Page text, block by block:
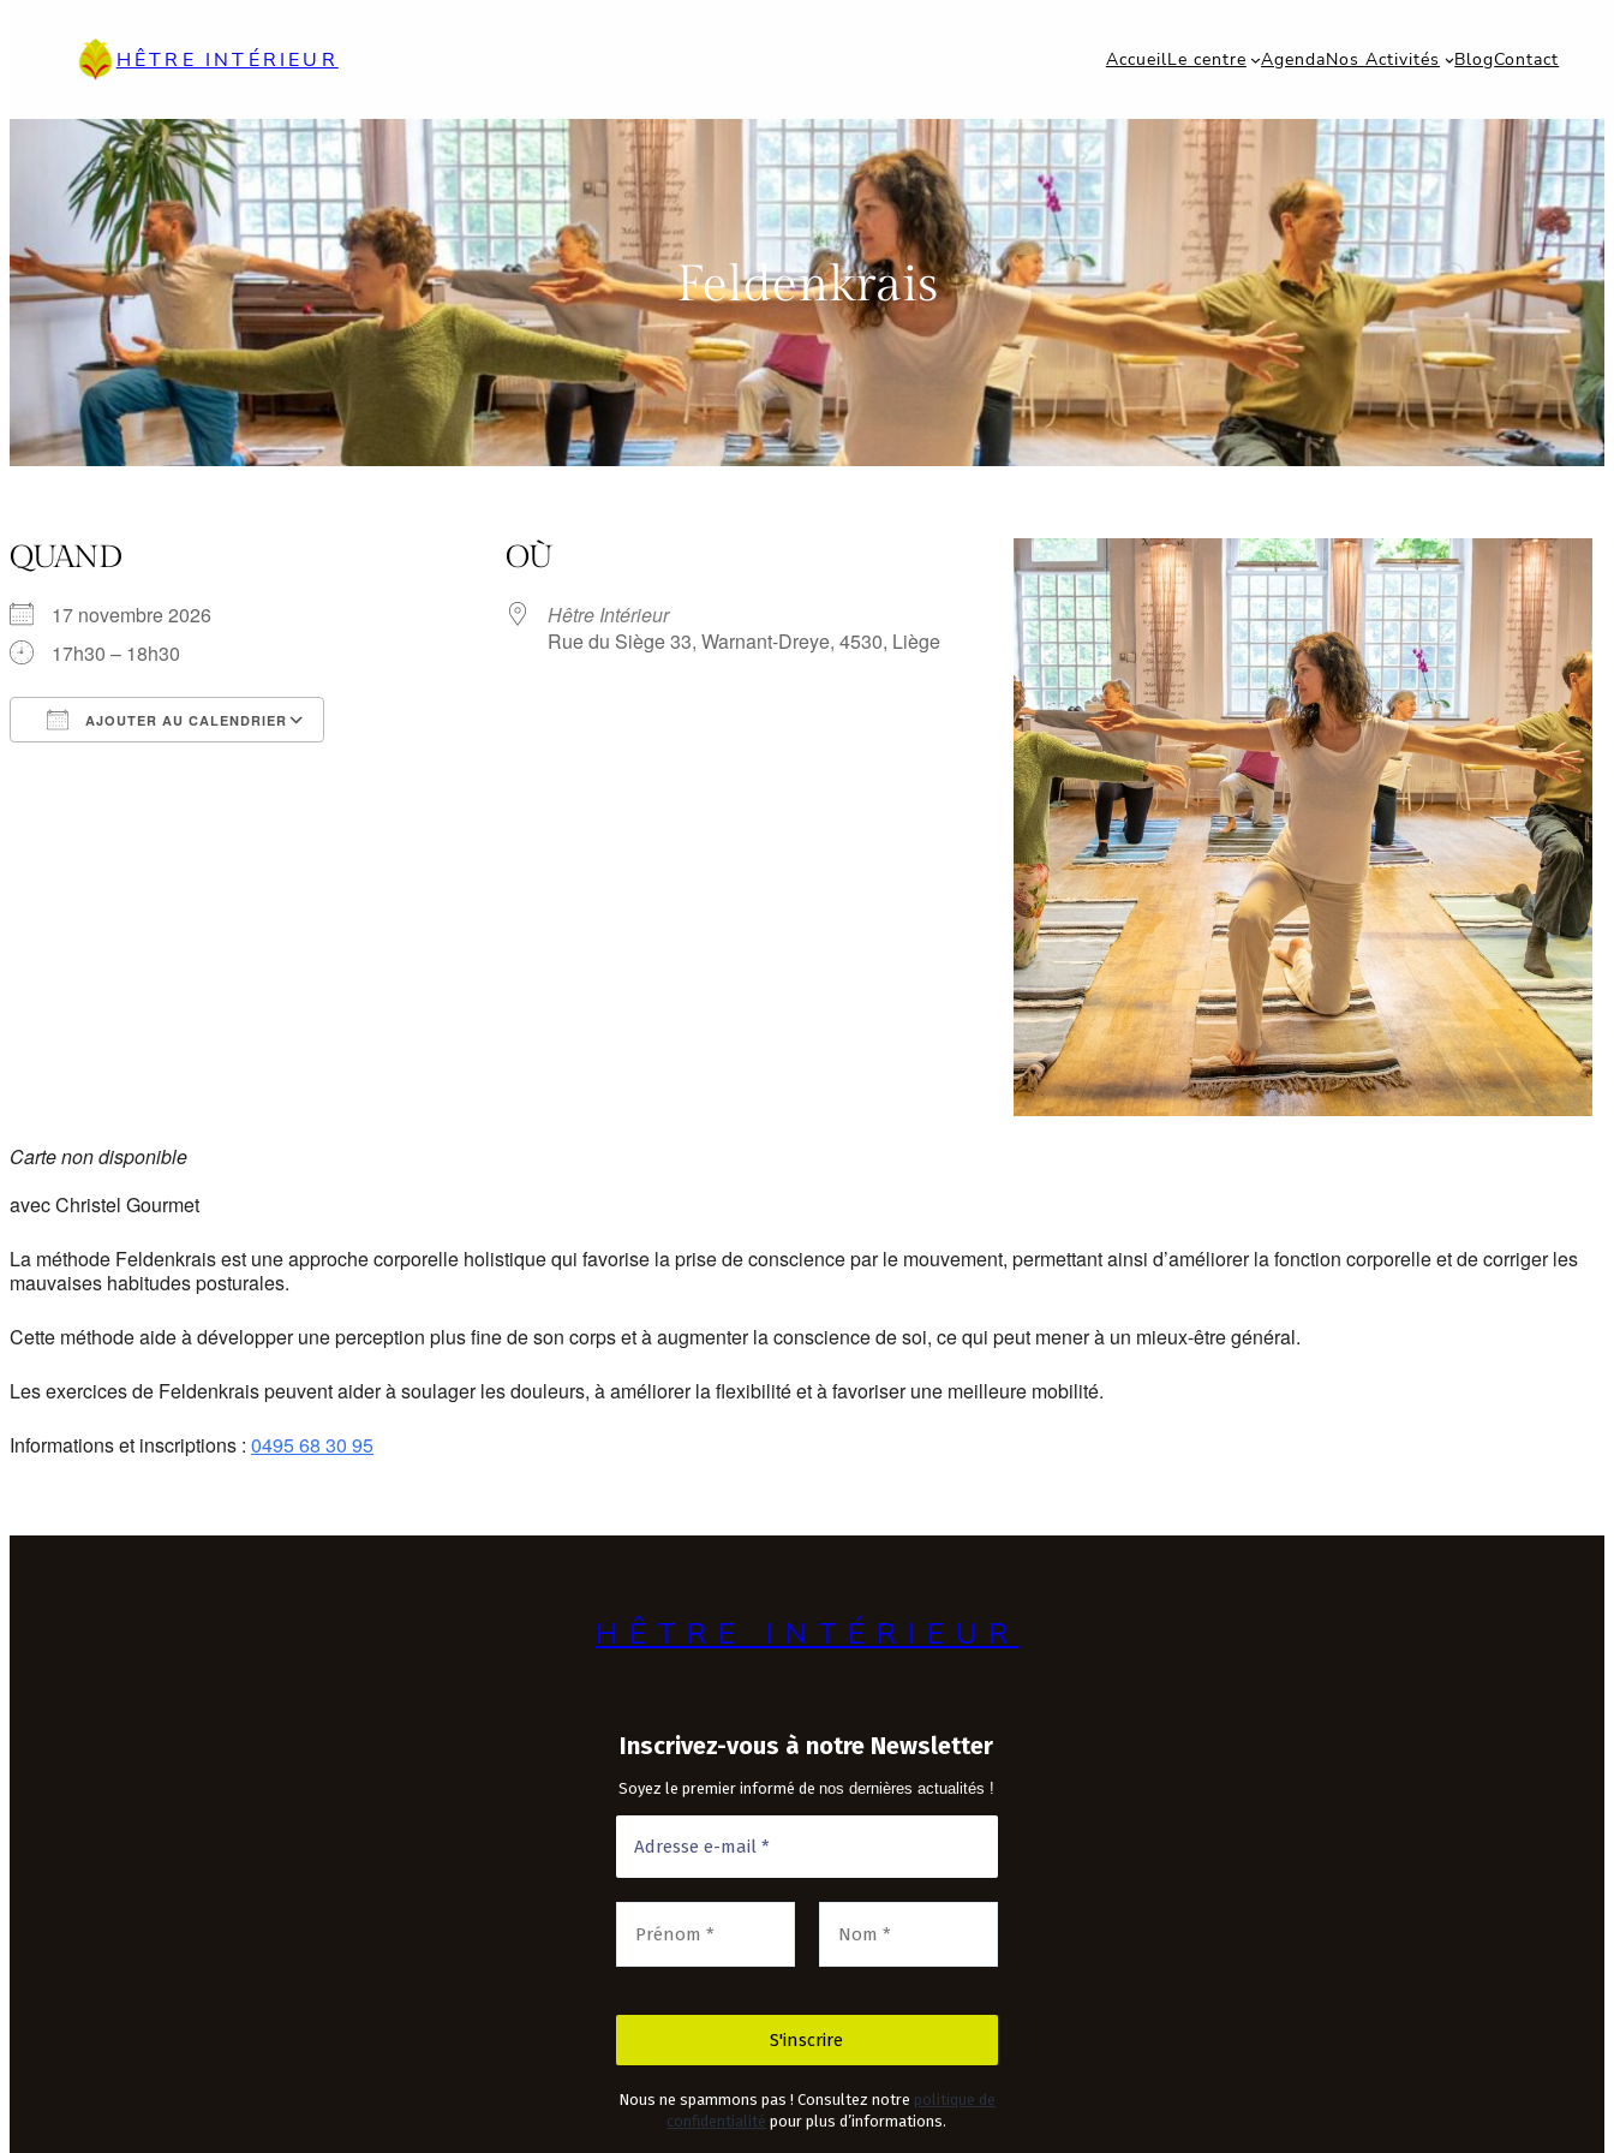
HÊTRE INTÉRIEUR AccueilLe centre AgendaNos Activités BlogContact
Feldenkrais
QUAND
17 novembre 2026
17h30 – 18h30
AJOUTER AU CALENDRIER
Office 365 Outlook Live
OÙ
Hêtre Intérieur
Rue du Siège 33, Warnant-Dreye, 4530, Liège
Carte non disponible
avec Christel Gourmet
La méthode Feldenkrais est une approche corporelle holistique qui favorise la prise de conscience par le mouvement, permettant ainsi d’améliorer la fonction corporelle et de corriger les
mauvaises habitudes posturales.
Cette méthode aide à développer une perception plus fine de son corps et à augmenter la conscience de soi, ce qui peut mener à un mieux-être général.
Les exercices de Feldenkrais peuvent aider à soulager les douleurs, à améliorer la flexibilité et à favoriser une meilleure mobilité.
Informations et inscriptions : 0495 68 30 95
HÊTRE INTÉRIEUR
Inscrivez-vous à notre Newsletter
Soyez le premier informé denos dernières actualités !
Nous ne spammons pas ! Consultez notre politique de
confidentialité pour plus d’informations.